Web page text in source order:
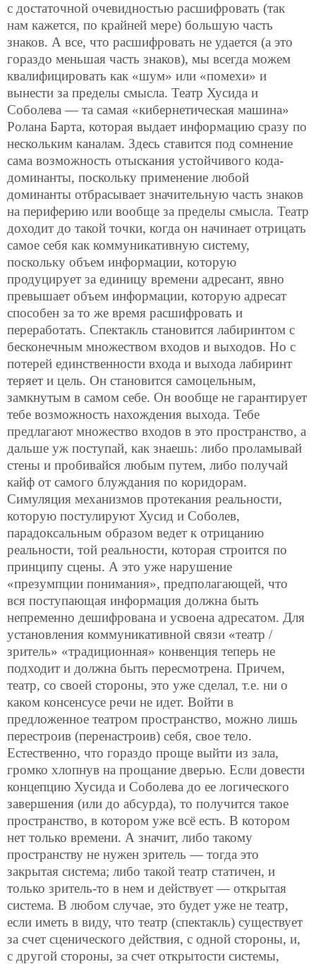
с достаточной очевидностью расшифровать (так
нам кажется, по крайней мере) большую часть
знаков. А все, что расшифровать не удается (а это
гораздо меньшая часть знаков), мы всегда можем
квалифицировать как «шум» или «помехи» и
вынести за пределы смысла. Театр Хусида и
Соболева — та самая «кибернетическая машина»
Ролана Барта, которая выдает информацию сразу по
нескольким каналам. Здесь ставится под сомнение
сама возможность отыскания устойчивого кода-
доминанты, поскольку применение любой
доминанты отбрасывает значительную часть знаков
на периферию или вообще за пределы смысла. Театр
доходит до такой точки, когда он начинает отрицать
самое себя как коммуникативную систему,
поскольку объем информации, которую
продуцирует за единицу времени адресант, явно
превышает объем информации, которую адресат
способен за то же время расшифровать и
переработать. Спектакль становится лабиринтом с
бесконечным множеством входов и выходов. Но с
потерей единственности входа и выхода лабиринт
теряет и цель. Он становится самоцельным,
замкнутым в самом себе. Он вообще не гарантирует
тебе возможность нахождения выхода. Тебе
предлагают множество входов в это пространство, а
дальше уж поступай, как знаешь: либо проламывай
стены и пробивайся любым путем, либо получай
кайф от самого блуждания по коридорам.
Симуляция механизмов протекания реальности,
которую постулируют Хусид и Соболев,
парадоксальным образом ведет к отрицанию
реальности, той реальности, которая строится по
принципу сцены. А это уже нарушение
«презумпции понимания», предполагающей, что
вся поступающая информация должна быть
непременно дешифрована и усвоена адресатом. Для
установления коммуникативной связи «театр /
зритель» «традиционная» конвенция теперь не
подходит и должна быть пересмотрена. Причем,
театр, со своей стороны, это уже сделал, т.е. ни о
каком консенсусе речи не идет. Войти в
предложенное театром пространство, можно лишь
перестроив (перенастроив) себя, свое тело.
Естественно, что гораздо проще выйти из зала,
громко хлопнув на прощание дверью. Если довести
концепцию Хусида и Соболева до ее логического
завершения (или до абсурда), то получится такое
пространство, в котором уже всё есть. В котором
нет только времени. А значит, либо такому
пространству не нужен зритель — тогда это
закрытая система; либо такой театр статичен, и
только зритель-то в нем и действует — открытая
система. В любом случае, это будет уже не театр,
если иметь в виду, что театр (спектакль) существует
за счет сценического действия, с одной стороны, и,
с другой стороны, за счет открытости системы,